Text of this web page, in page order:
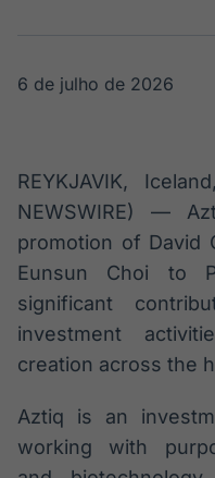
6 de julho de 2026
REYKJAVIK,
NEWSWIRE) —
promotion of David
Eunsun Choi to
significant
investment
creation across the
Aztiq is an
working with